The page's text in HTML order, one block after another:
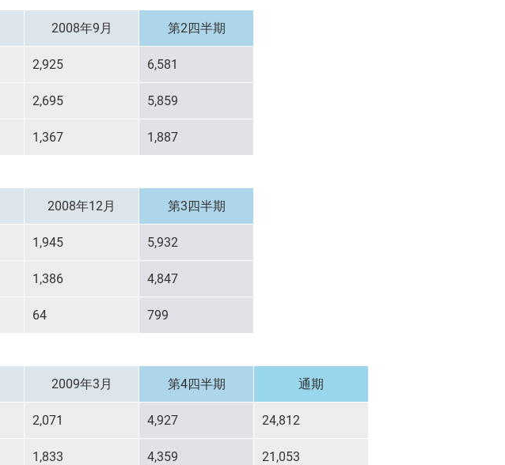
2008年9月 第2四半期
2,925 6,581
2,695 5,859
1,367 1,887
2008年12月 第3四半期
1,945 5,932
1,386 4,847
64 799
2009年3月 第4四半期 通期
2,071 4,927 24,812
1,833 4,359 21,053